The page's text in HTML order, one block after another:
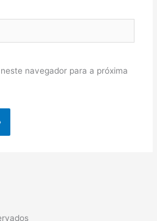
navegador para a próxima